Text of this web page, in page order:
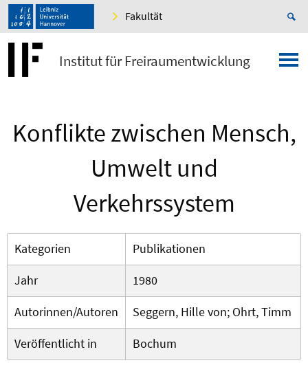
Fakultät
Institut für Freiraumentwicklung
Konflikte zwischen Mensch,
Umwelt und
Verkehrssystem
Kategorien
Publikationen
Jahr
1980
Autorinnen/Autoren
Seggern, Hille von; Ohrt, Timm
Veröffentlicht in
Bochum